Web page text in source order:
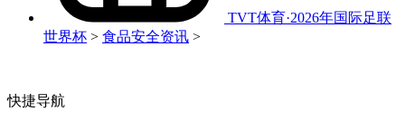
TVT体育·2026年国际足联
世界杯 > 食品安全资讯 >
快捷导航